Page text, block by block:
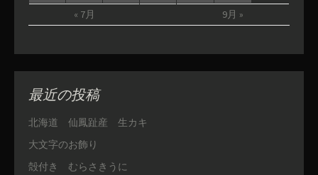
« 7月 9月 »
最近の投稿
北海道 仙鳳趾産 生カキ
大文字のお飾り
殻付き むらさきうに